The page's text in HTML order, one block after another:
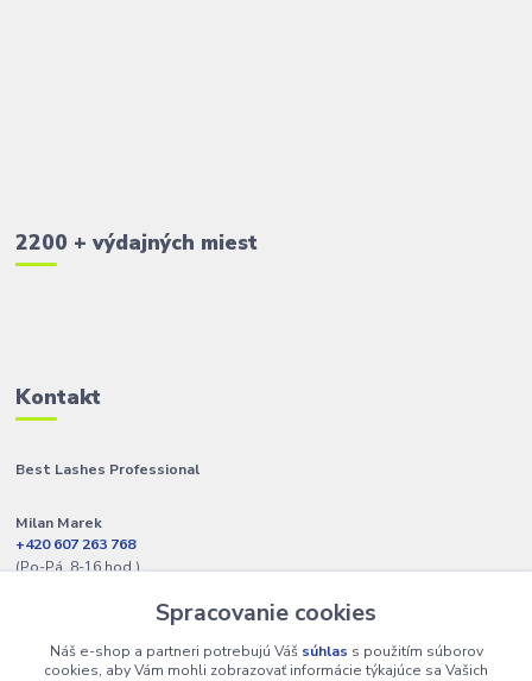
2200 + výdajných miest
Kontakt
Best Lashes Professional
Milan Marek
+420 607 263 768
(Po-Pá, 8-16 hod.)
info@best-lashes.skSpracovanie cookies
Náš e-shop a partneri potrebujú Váš súhlas s použitím súborov
cookies, aby Vám mohli zobrazovať informácie týkajúce sa Vašich